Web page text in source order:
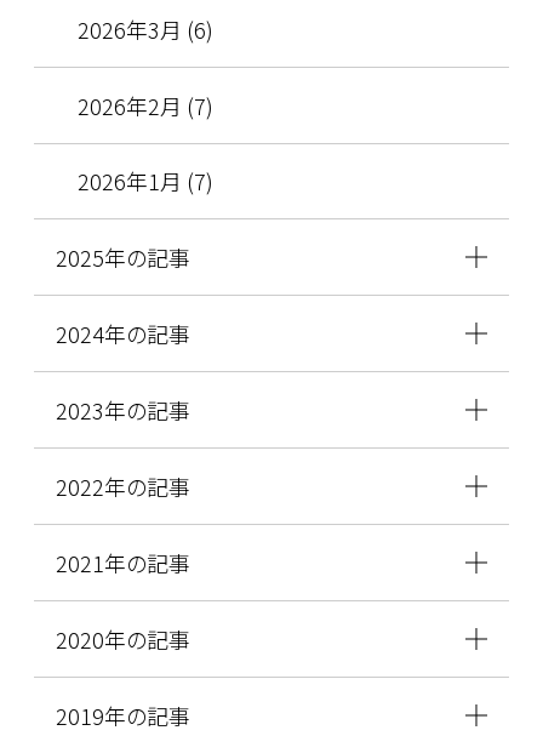
2026年3月 (6)
2026年2月 (7)
2026年1月 (7)
2025年の記事
2024年の記事
2023年の記事
2022年の記事
2021年の記事
2020年の記事
2019年の記事